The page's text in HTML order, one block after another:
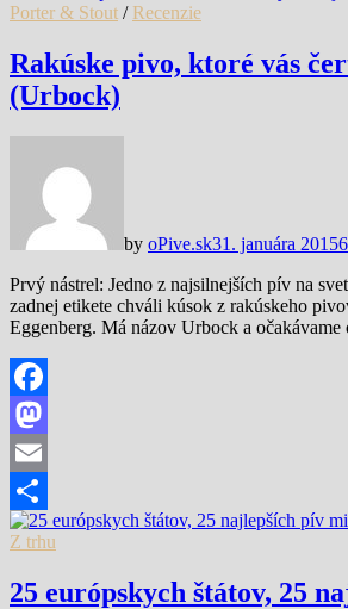
Porter & Stout / Recenzie
Rakúske pivo, ktoré vás
(Urbock)
by oPive.sk31. januára 2015
Prvý nástrel: Jedno z najsilnejších pív na
zadnej etikete chváli kúsok z rakúskeho
Eggenberg. Má názov Urbock a
Facebook
Mastodon
Email
Share
Z trhu
25 európskych štátov, 25